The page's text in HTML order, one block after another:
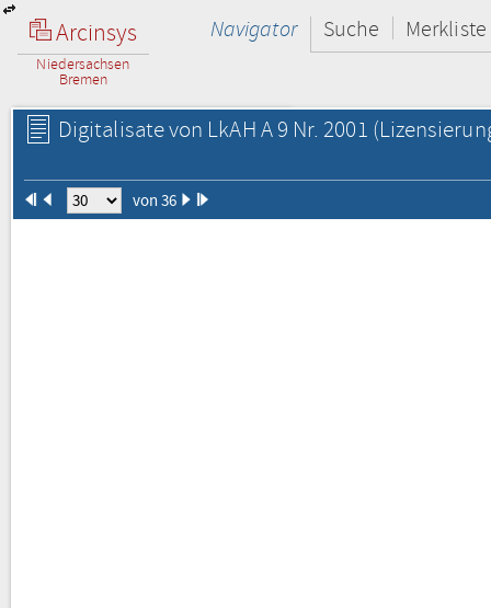
Arcinsys
Niedersachsen
Bremen
Navigator Suche Merkliste
Digitalisate von LkAH A 9 Nr. 2001
von 36